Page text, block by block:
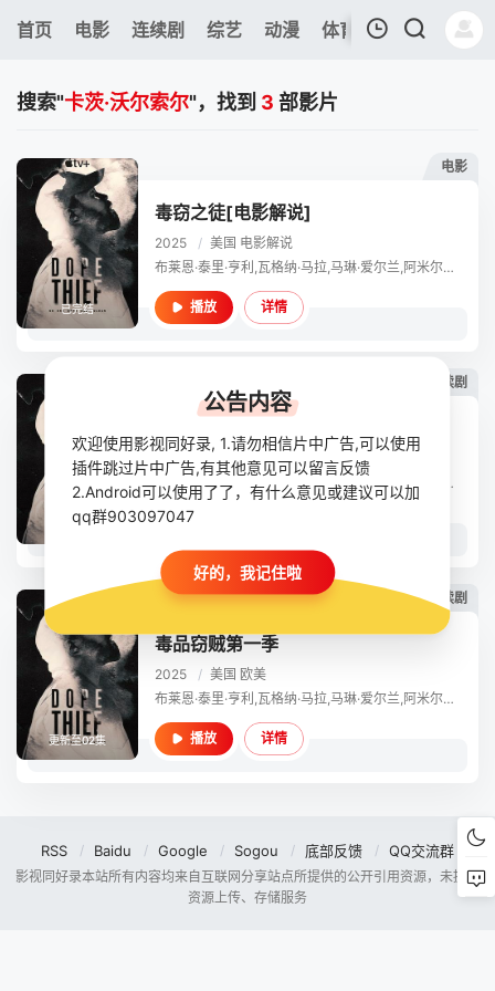
首页 电影 连续剧 综艺 动漫 体育 今日更新 热
我的观影记录
暂无观看影片的记录
搜索"卡茨·沃尔索尔"，找到 3 部影片
电影
已完结
毒窃之徒[电影解说]
2025 / 美国 电影解说
布莱恩·泰里·亨利,瓦格纳·马拉,马琳·爱尔兰,阿米尔·阿里森,内斯塔·库珀,凯特·穆格鲁,文·瑞姆斯,威尔·普伦,阮春智,利兹·卡瑞贝尔,Idris Debrand,翘征,Phong Le,Emma Lewis,Jaba Keh,贾里德·约翰斯顿,加布里埃尔·埃伯特,卡茨·沃尔索尔,Tara Gadomski,查尔斯·哈尔福德
播放 详情
连续剧
全8集
2025 / 美国欧美,情,犯罪
布莱恩·泰里·亨利,瓦格纳·马拉,马琳·爱尔兰,阿米尔·阿里森,内斯塔·库珀,凯特·穆格鲁,文·瑞姆斯,威尔·普伦,阮春智,利兹·卡瑞贝尔,Idris Debrand,翘征,Phong Le,Emma Lewis,Jaba Keh,贾里德·约翰斯顿,加布里埃尔·埃伯特,卡茨·沃尔索尔,Tara Gadomski,查尔斯·哈尔福德
播放
连续剧
更新至02集
毒品窃贼第一季
2025 / 美国 欧美
布莱恩·泰里·亨利,瓦格纳·马拉,马琳·爱尔兰,阿米尔·阿里森,内斯塔·库珀,凯特·穆格鲁,文·瑞姆斯,威尔·普伦,阮春智,利兹·卡瑞贝尔,Idris Debrand,翘征,Phong Le,Emma Lewis,Jaba Keh,贾里德·约翰斯顿,加布里埃尔·埃伯特,卡茨·沃尔索尔,Tara Gadomski,查尔斯·哈尔福德
播放 详情
RSS Baidu Google Sogou 底部反馈 QQ交流群
影视同好录本站所有内容均来自互联网分享站点所提供的公开引用资源，未提供
资源上传、存储服务
公告内容
欢迎使用影视同好录, 1.请勿相信片中广告,可以使用
插件跳过片中广告,有其他意见可以留言反馈
2.Android可以使用了了，有什么意见或建议可以加
qq群903097047
好的，我记住啦